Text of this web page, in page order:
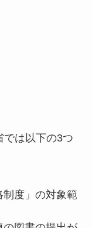
では以下の3つ
制度」の対象範